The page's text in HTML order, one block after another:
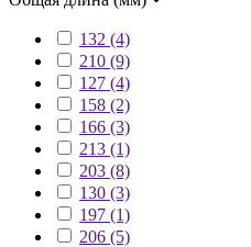
132 (4)
210 (9)
127 (4)
158 (2)
166 (3)
213 (1)
203 (8)
130 (3)
197 (1)
206 (5)